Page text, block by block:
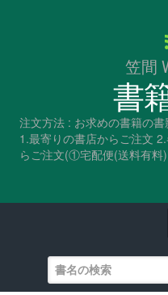
笠間
書
注文方法 : お求めの書籍の書
1.最寄りの書店からご注文
らご注文(①宅配便(送料有